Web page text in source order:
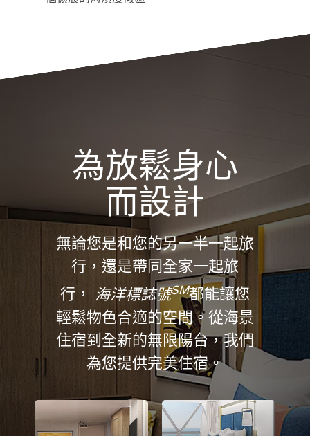
Icon of the Seas Interior
為放鬆身心
而設計
無論您是和您的另一半一起旅
行，還是帶同全家一起旅
行， 海洋標誌號SM都能讓您
輕鬆物色合適的空間。從海景
住宿到全新的無限陽台，我們
為您提供完美住宿。